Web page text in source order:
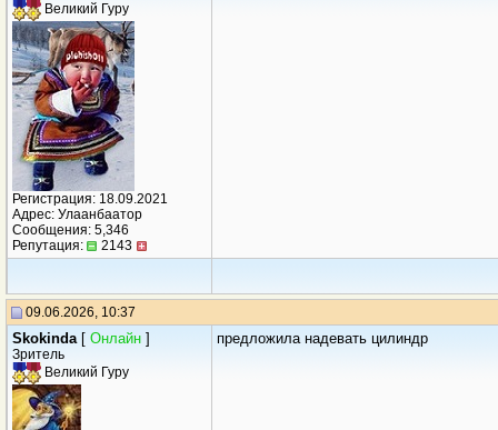
Великий Гуру
Регистрация: 18.09.2021
Адрес: Улаанбаатор
Сообщения: 5,346
Репутация:
2143
09.06.2026, 10:37
Skokinda [ Онлайн ]
Зритель
Великий Гуру
предложила надевать цилиндр